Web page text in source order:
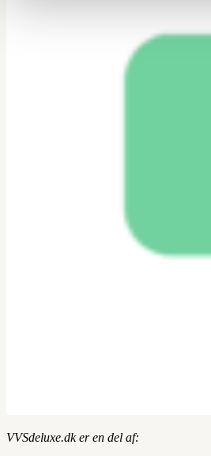
VVSdeluxe.dk er en del af: